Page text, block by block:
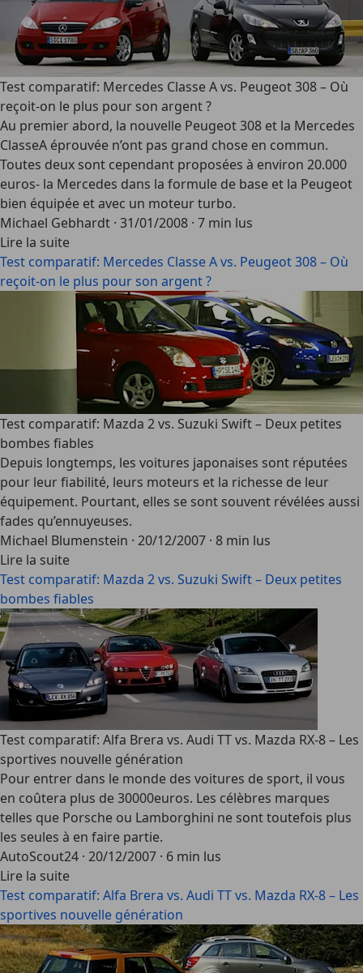
Test comparatif: Mercedes Classe A vs. Peugeot 308 – Où
reçoit-on le plus pour son argent ?
Au premier abord, la nouvelle Peugeot 308 et la Mercedes
ClasseA éprouvée n’ont pas grand chose en commun.
Toutes deux sont cependant proposées à environ 20.000
euros- la Mercedes dans la formule de base et la Peugeot
bien équipée et avec un moteur turbo.
Michael Gebhardt · 31/01/2008 · 7 min lus
Lire la suite
Test comparatif: Mercedes Classe A vs. Peugeot 308 – Où
reçoit-on le plus pour son argent ?
Test comparatif: Mazda 2 vs. Suzuki Swift – Deux petites
bombes fiables
Depuis longtemps, les voitures japonaises sont réputées
pour leur fiabilité, leurs moteurs et la richesse de leur
équipement. Pourtant, elles se sont souvent révélées aussi
fades qu’ennuyeuses.
Michael Blumenstein · 20/12/2007 · 8 min lus
Lire la suite
Test comparatif: Mazda 2 vs. Suzuki Swift – Deux petites
bombes fiables
Test comparatif: Alfa Brera vs. Audi TT vs. Mazda RX-8 – Les
sportives nouvelle génération
Pour entrer dans le monde des voitures de sport, il vous
en coûtera plus de 30000euros. Les célèbres marques
telles que Porsche ou Lamborghini ne sont toutefois plus
les seules à en faire partie.
AutoScout24 · 20/12/2007 · 6 min lus
Lire la suite
Test comparatif: Alfa Brera vs. Audi TT vs. Mazda RX-8 – Les
sportives nouvelle génération